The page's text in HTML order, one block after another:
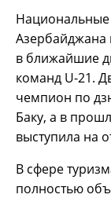
Азербайджана
в ближайшие
команд U-21.
чемпион по
Баку, а в
выступила на
В сфере
полностью